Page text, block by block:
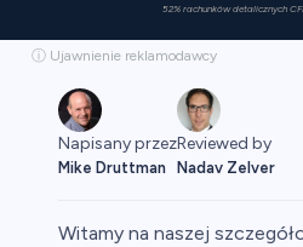
52% rachunków detalicznych
ⓘ Ujawnienie reklamodawcy
Napisany przez
Mike Druttman
Reviewed by
Nadav Zelver
Witamy na naszej